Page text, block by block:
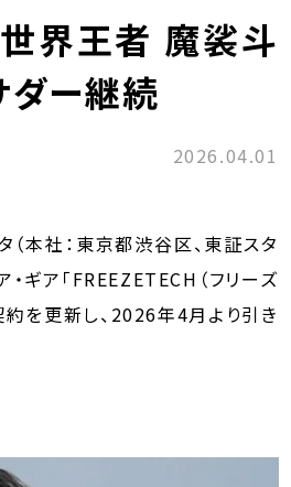
界王者 魔裟斗
ダー継続
2026.04.01
本社：東京都渋谷区、東証スタ
ギア「FREEZETECH（フリーズ
約を更新し、2026年4月より引き